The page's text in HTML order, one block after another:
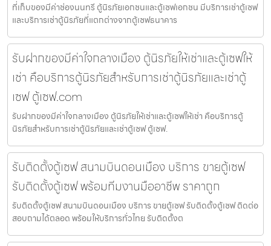
ที่เก็บของมีค่าช่องนนทรี ตู้นิรภัยเอกชนและตู้เซฟเอกชน มีบริการเช่าตู้เซฟ
และบริการเช่าตู้นิรภัยที่แตกต่างจากตู้เซฟธนาคาร
รับฝากของมีค่าใจกลางเมือง ตู้นิรภัยให้เช่าและตู้เซฟให้
เช่า คือบริการตู้นิรภัยสำหรับการเช่าตู้นิรภัยและเช่าตู้
เซฟ ตู้เซฟ.com
รับฝากของมีค่าใจกลางเมือง ตู้นิรภัยให้เช่าและตู้เซฟให้เช่า คือบริการตู้
นิรภัยสำหรับการเช่าตู้นิรภัยและเช่าตู้เซฟ ตู้เซฟ.
รับติดตั้งตู้เซฟ สนามบินดอนเมือง บริการ ขายตู้เซฟ
รับติดตั้งตู้เซฟ พร้อมทีมงานมืออาชีพ ราคาถูก
รับติดตั้งตู้เซฟ สนามบินดอนเมือง บริการ ขายตู้เซฟ รับติดตั้งตู้เซฟ ติดต่อ
สอบถามได้ตลอด พร้อมให้บริการทั่วไทย รับติดตั้งต